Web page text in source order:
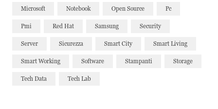
Microsoft Notebook Open Source Pc
Pmi Red Hat Samsung Security
Server Sicurezza Smart City Smart Living
Smart Working Software Stampanti Storage
Tech Data Tech Lab